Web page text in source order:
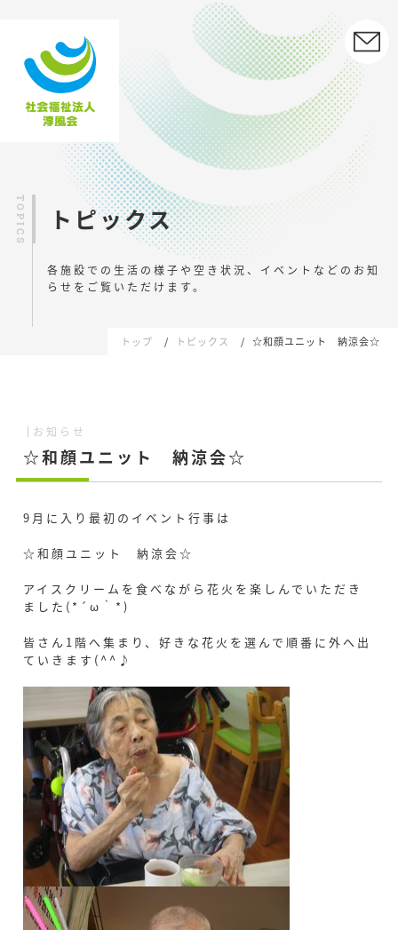
トピックス
各施設での生活の様子や空き状況、イベントなどの お知
らせをご覧いただけます。
トップ トピックス ☆和顔ユニット 納涼会☆
お知らせ
☆和顔ユニット 納涼会☆
9月に入り最初のイベント行事は
☆和顔ユニット 納涼会☆
アイスクリームを食べながら花火を楽しんでいただき
ました(*´ω｀*)
皆さん1階へ集まり、好きな花火を選んで順番に外へ出
ていきます(^^♪